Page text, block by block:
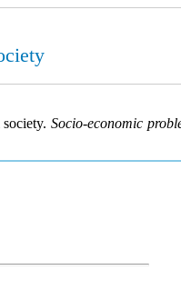
Socio-economic